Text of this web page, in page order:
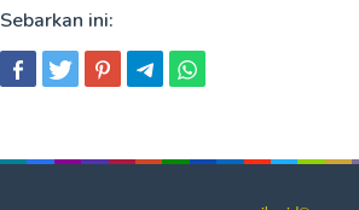
Sebarkan ini: